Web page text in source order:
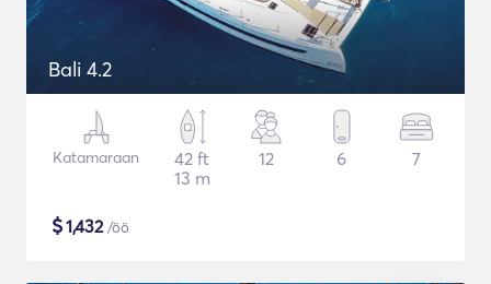
Bali 4.2
Katamaraan
42 ft
13 m
12 6 7
$1,432/öö